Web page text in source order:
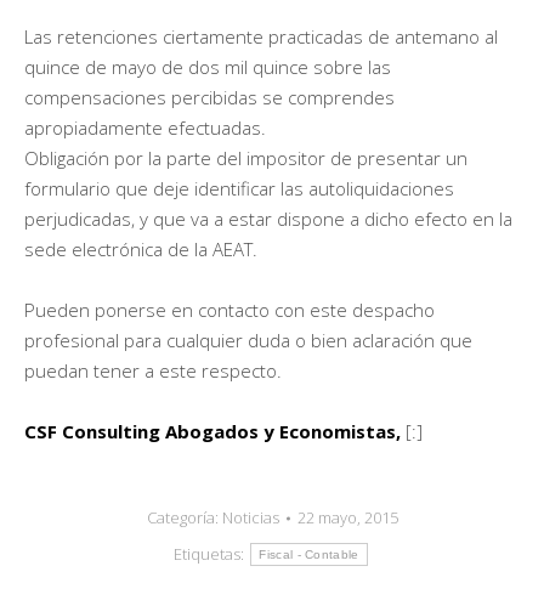
Las retenciones ciertamente practicadas de antemano al
quince de mayo de dos mil quince sobre las
compensaciones percibidas se comprendes
apropiadamente efectuadas.
Obligación por la parte del impositor de presentar un
formulario que deje identificar las autoliquidaciones
perjudicadas, y que va a estar dispone a dicho efecto en la
sede electrónica de la AEAT.
Pueden ponerse en contacto con este despacho
profesional para cualquier duda o bien aclaración que
puedan tener a este respecto.
CSF Consulting Abogados y Economistas, [:]
Categoría: Noticias
22 mayo, 2015
Etiquetas:
Fiscal - Contable